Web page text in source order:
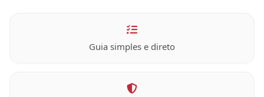
Guia simples e direto